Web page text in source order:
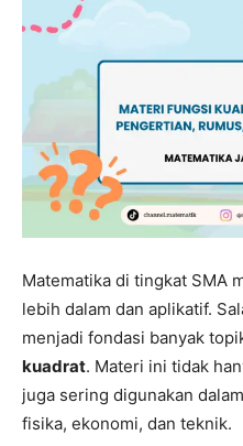
Matematika di tingkat SMA
lebih dalam dan aplikatif.
menjadi fondasi banyak
kuadrat. Materi ini tidak
juga sering digunakan
fisika, ekonomi, dan teknik.